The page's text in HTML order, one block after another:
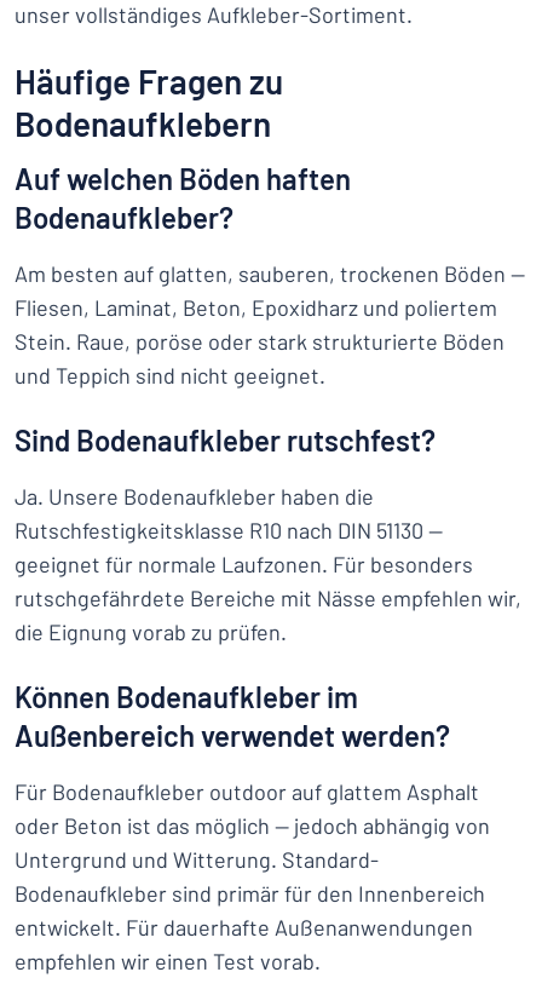
unser vollständiges Aufkleber-Sortiment.
Häufige Fragen zu
Bodenaufklebern
Auf welchen Böden haften
Bodenaufkleber?
Am besten auf glatten, sauberen, trockenen Böden —
Fliesen, Laminat, Beton, Epoxidharz und poliertem
Stein. Raue, poröse oder stark strukturierte Böden
und Teppich sind nicht geeignet.
Sind Bodenaufkleber rutschfest?
Ja. Unsere Bodenaufkleber haben die
Rutschfestigkeitsklasse R10 nach DIN 51130 —
geeignet für normale Laufzonen. Für besonders
rutschgefährdete Bereiche mit Nässe empfehlen wir,
die Eignung vorab zu prüfen.
Können Bodenaufkleber im
Außenbereich verwendet werden?
Für Bodenaufkleber outdoor auf glattem Asphalt
oder Beton ist das möglich — jedoch abhängig von
Untergrund und Witterung. Standard-
Bodenaufkleber sind primär für den Innenbereich
entwickelt. Für dauerhafte Außenanwendungen
empfehlen wir einen Test vorab.